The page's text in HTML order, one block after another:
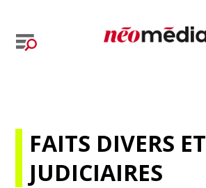
FAITS DIVERS ET
JUDICIAIRES